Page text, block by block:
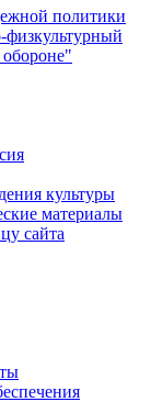
политики
физкультурный
культуры
материалы
сайта